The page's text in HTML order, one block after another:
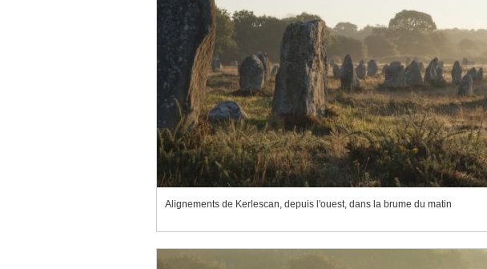
Alignements de Kerlescan, depuis l'ouest, dans la brume du matin